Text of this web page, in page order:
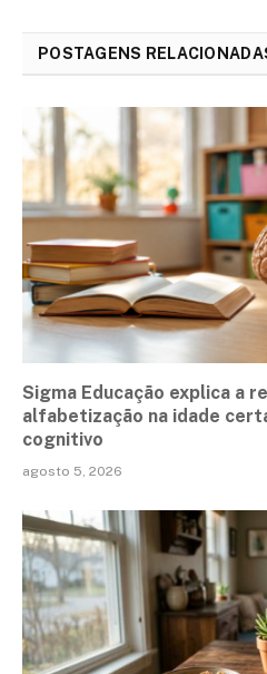
POSTAGENS
Sigma Educação explica a
alfabetização na idade
cognitivo
agosto 5, 2026